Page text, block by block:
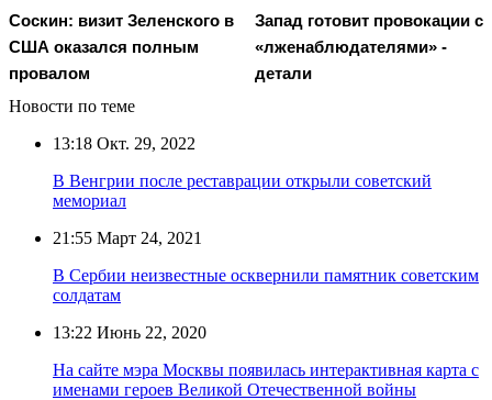
Соскин: визит Зеленского в
США оказался полным
провалом
Запад готовит провокации с
«лженаблюдателями» -
детали
Новости по теме
13:18 Окт. 29, 2022
В Венгрии после реставрации открыли советский
мемориал
21:55 Март 24, 2021
В Сербии неизвестные осквернили памятник советским
солдатам
13:22 Июнь 22, 2020
На сайте мэра Москвы появилась интерактивная карта с
именами героев Великой Отечественной войны